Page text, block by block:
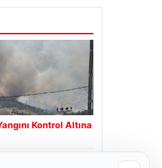
Kontrol Altına